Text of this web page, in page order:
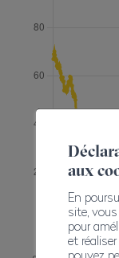
aux
En
site,
pour
et
pouvez